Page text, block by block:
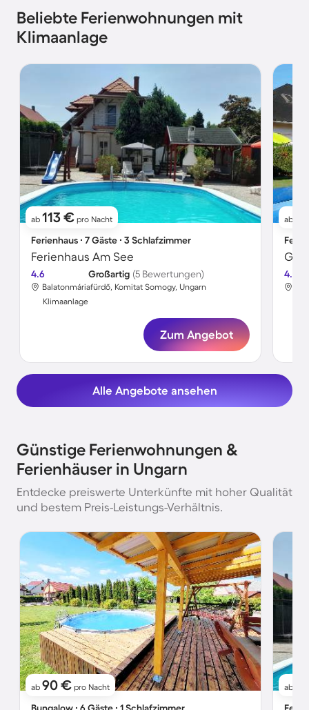
Beliebte Ferienwohnungen mit
Klimaanlage
ab 113 € pro Nacht
Ferienhaus ∙ 7 Gäste ∙ 3 Schlafzimmer
Ferienhaus Am See
4.6 Großartig (5 Bewertungen)
Balatonmáriafürdő, Komitat Somogy, Ungarn
Klimaanlage
Zum Angebot
ab
4.5
Alle Angebote ansehen
Günstige Ferienwohnungen &
Ferienhäuser in Ungarn
Entdecke preiswerte Unterkünfte mit hoher Qualität
und bestem Preis-Leistungs-Verhältnis.
ab 90 € pro Nacht ab